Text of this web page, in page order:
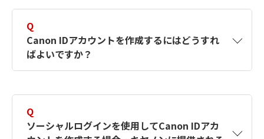
Q
Canon IDアカウントを作成するにはどうすれ
ばよいですか？
す。詳しい作成方法は【カメラ】Canon IDとは
Q
ソーシャルログインを使用してCanon IDアカ